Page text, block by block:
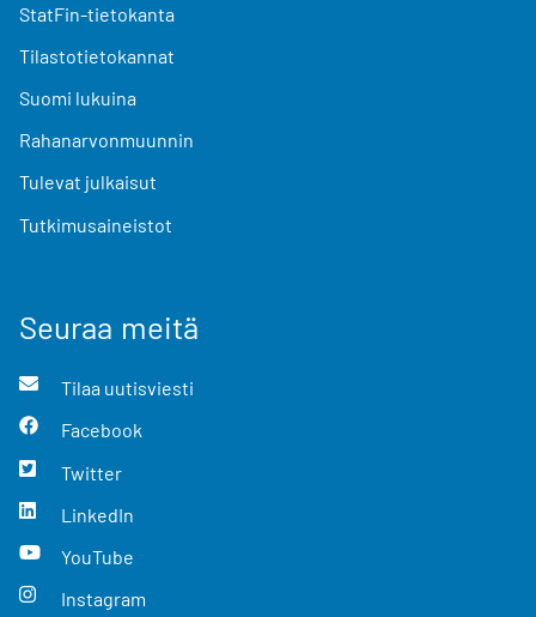
StatFin-tietokanta
Tilastotietokannat
Suomi lukuina
Rahanarvonmuunnin
Tulevat julkaisut
Tutkimusaineistot
Seuraa meitä
Tilaa uutisviesti
Facebook
Twitter
LinkedIn
YouTube
Instagram